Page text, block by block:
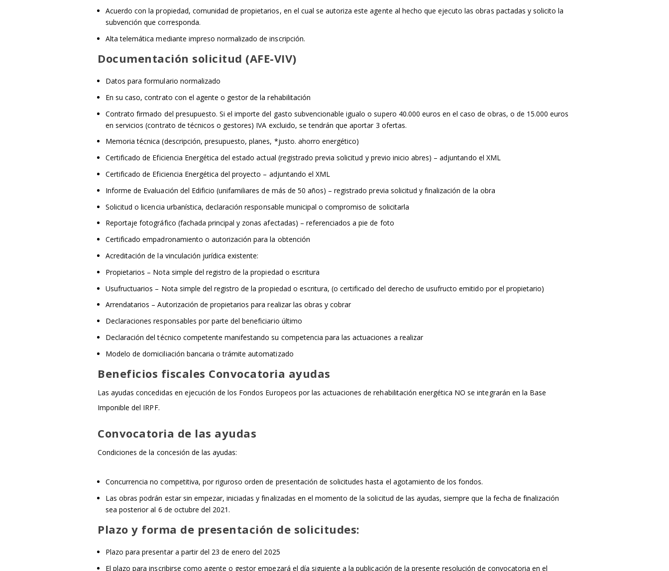
Acuerdo con la propiedad, comunidad de propietarios, en el cual se autoriza este agente al hecho que ejecuto las obras pactadas y solicito la
subvención que corresponda.
Alta telemática mediante impreso normalizado de inscripción.
Documentación solicitud (AFE-VIV)
Datos para formulario normalizado
En su caso, contrato con el agente o gestor de la rehabilitación
Contrato firmado del presupuesto. Si el importe del gasto subvencionable igualo o supero 40.000 euros en el caso de obras, o de 15.000 euros
en servicios (contrato de técnicos o gestores) IVA excluido, se tendrán que aportar 3 ofertas.
Memoria técnica (descripción, presupuesto, planes, *justo. ahorro energético)
Certificado de Eficiencia Energética del estado actual (registrado previa solicitud y previo inicio abres) – adjuntando el XML
Certificado de Eficiencia Energética del proyecto – adjuntando el XML
Informe de Evaluación del Edificio (unifamiliares de más de 50 años) – registrado previa solicitud y finalización de la obra
Solicitud o licencia urbanística, declaración responsable municipal o compromiso de solicitarla
Reportaje fotográfico (fachada principal y zonas afectadas) – referenciados a pie de foto
Certificado empadronamiento o autorización para la obtención
Acreditación de la vinculación jurídica existente:
Propietarios – Nota simple del registro de la propiedad o escritura
Usufructuarios – Nota simple del registro de la propiedad o escritura, (o certificado del derecho de usufructo emitido por el propietario)
Arrendatarios – Autorización de propietarios para realizar las obras y cobrar
Declaraciones responsables por parte del beneficiario último
Declaración del técnico competente manifestando su competencia para las actuaciones a realizar
Modelo de domiciliación bancaria o trámite automatizado
Beneficios fiscales Convocatoria ayudas
Las ayudas concedidas en ejecución de los Fondos Europeos por las actuaciones de rehabilitación energética NO se integrarán en la Base
Imponible del IRPF.
Convocatoria de las ayudas
Condiciones de la concesión de las ayudas:
Concurrencia no competitiva, por riguroso orden de presentación de solicitudes hasta el agotamiento de los fondos.
Las obras podrán estar sin empezar, iniciadas y finalizadas en el momento de la solicitud de las ayudas, siempre que la fecha de finalización
sea posterior al 6 de octubre del 2021.
Plazo y forma de presentación de solicitudes:
Plazo para presentar a partir del 23 de enero del 2025
El plazo para inscribirse como agente o gestor empezará el día siguiente a la publicación de la presente resolución de convocatoria en el